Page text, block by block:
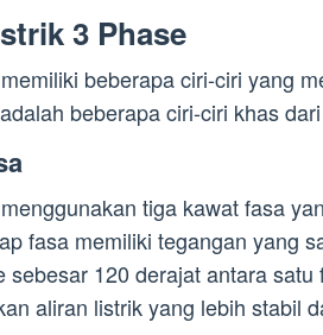
3 Phase
beberapa ciri-ciri yang
beberapa ciri-ciri khas
tiga kawat fasa
fasa memiliki tegangan yang
sebesar 120 derajat antara
aliran listrik yang lebih stabil